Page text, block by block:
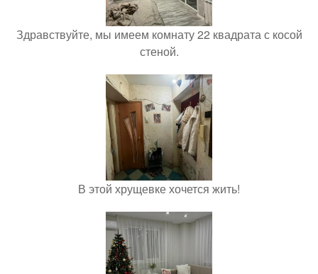
Здравствуйте, мы имеем комнату 22 квадрата с косой
стеной.
В этой хрущевке хочется жить!